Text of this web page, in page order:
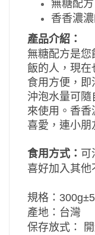
無糖配
香香濃
產品介紹：
無糖配方是
飯的人，現在
食用方便，即
沖泡水量可隨
來使用。香香
喜愛，連小朋
食用方式： 可
喜好加入其他
規格：
產地： 台灣
保存放式：